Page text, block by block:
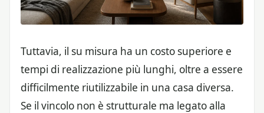
Tuttavia, il su misura ha un costo superiore e
tempi di realizzazione più lunghi, oltre a essere
difficilmente riutilizzabile in una casa diversa.
Se il vincolo non è strutturale ma legato alla